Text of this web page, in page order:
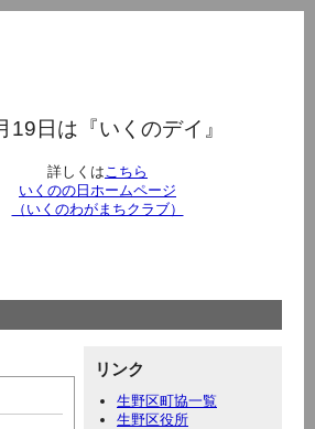
19日は『いくのデイ』
詳しくはこちら
いくのの日ホームページ
（いくのわがまちクラブ）
リンク
生野区町協一覧
生野区役所